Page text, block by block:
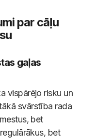
par cāļu
gaļas
vispārējo risku un
svārstība rada
bet
bet